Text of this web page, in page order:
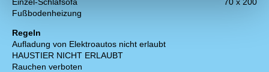
Fußbodenheizung
Regeln
Aufladung von Elektroautos nicht erlaubt
HAUSTIER NICHT ERLAUBT
Rauchen verboten